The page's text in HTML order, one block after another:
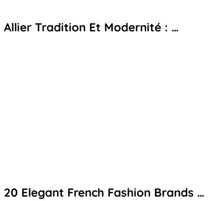
Allier Tradition Et Modernité : …
20 Elegant French Fashion Brands …